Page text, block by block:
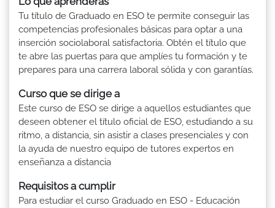
Tu título de Graduado en ESO te permite conseguir las
competencias profesionales básicas para optar a una
inserción sociolaboral satisfactoria. Obtén el título que
te abre las puertas para que amplíes tu formación y te
prepares para una carrera laboral sólida y con garantías.
Curso que se dirige a
Este curso de ESO se dirige a aquellos estudiantes que
deseen obtener el título oficial de ESO, estudiando a su
ritmo, a distancia, sin asistir a clases presenciales y con
la ayuda de nuestro equipo de tutores expertos en
enseñanza a distancia
Requisitos a cumplir
Para estudiar el curso Graduado en ESO - Educación